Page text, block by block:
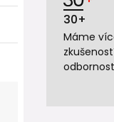
30+
Máme